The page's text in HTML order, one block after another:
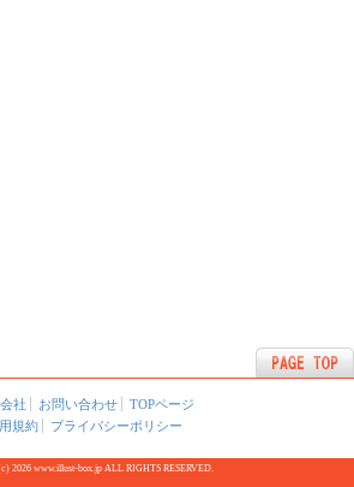
社 お問い合わせ
TOPページ
規約
プライバシーポリシー
2026 www.illust-box.jp ALL RIGHTS RESERVED.